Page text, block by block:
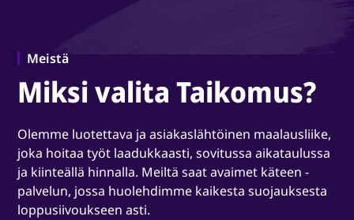
Meistä
Miksi valita Taikomus?
Olemme luotettava ja asiakaslähtöinen maalausliike,
joka hoitaa työt laadukkaasti, sovitussa aikataulussa
ja kiinteällä hinnalla. Meiltä saat avaimet käteen -
palvelun, jossa huolehdimme kaikesta suojauksesta
loppusiivoukseen asti.